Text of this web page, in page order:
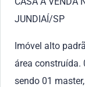
JUNDIAÍ/SP
Imóvel alto
área construída.
sendo 01